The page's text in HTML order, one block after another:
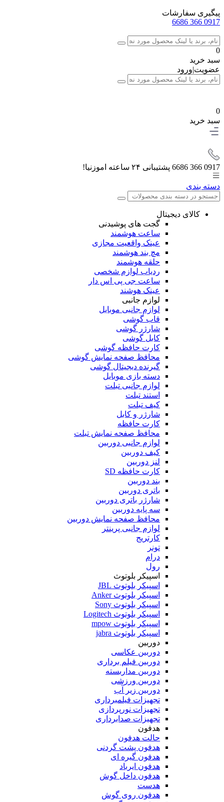
پیگیری سفارشات
0917 366 6686
0
سبد خرید
عضویت|ورود
0
سبد خرید
0917 366 6686 پشتیبانی ۲۴ ساعته اموزنیا!
دسته بندی
کالای دیجیتال
گجت های پوشیدنی
ساعت هوشمند
عینک واقعیت مجازی
مچ بند هوشمند
حلقه هوشمند
ردیاب لوازم شخصی
ساعت جی پی اس دار
عینک هوشند
لوازم جانبی
لوازم جانبی موبایل
قاب گوشی
شارژر گوشی
کابل گوشی
کارت حافظه گوشی
محافظ صفحه نمایش گوشی
گیرنده دیجیتال گوشی
دسته بازی موبایل
لوازم جانبی تبلت
استند تبلت
کیف تبلت
شارژر و کابل
کارت حافظه
محافظ صفحه نمایش تبلت
لوازم جانبی دوربین
کیف دوربین
لنز دوربین
کارت حافظه SD
بند دوربین
باتری دوربین
شارژر باتری دوربین
سه پایه دوربین
محافظ صفحه نمایش دوربین
لوازم جانبی پرینتر
کارتریج
تونر
درام
رول
اسپیکر بلوتوث
اسپیکر بلوتوث JBL
اسپیکر بلوتوث Anker
اسپیکر بلوتوث Sony
اسپیکر بلوتوث Logitech
اسپیکر بلوتوث mpow
اسپیکر بلوتوث jabra
دوربین
دوربین عکاسی
دوربین فیلم برداری
دوربین مداربسته
دوربین ورزشی
دوربین زیر آب
تجهیزات فیلمبرداری
تجهیزات نورپردازی
تجهیزات صدابرداری
هدفون
حالت هدفون
هدفون پشت گردنی
هدفون گیره ای
هدفون ایرباد
هدفون داخل گوش
هدست
هدفون روی گوش